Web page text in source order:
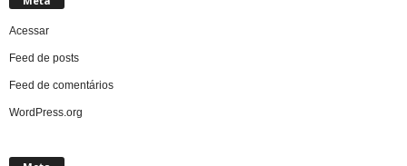
Acessar
Feed de posts
Feed de comentários
WordPress.org